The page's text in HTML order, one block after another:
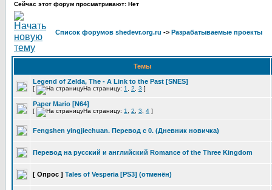
Сейчас этот форум просматривают: Нет
Список форумов shedevr.org.ru -> Разрабатываемые проекты
Темы
Legend of Zelda, The - A Link to the Past [SNES]
[ На страницу: 1 2 3 ]
Paper Mario [N64]
[ На страницу: 1 2 3 4 ]
Fengshen yingjiechuan. Перевод с 0. (Дневник новичка)
Перевод на русский и английский Romance of the Three Kingdom
[ Опрос ] Tales of Vesperia [PS3] (отменён)